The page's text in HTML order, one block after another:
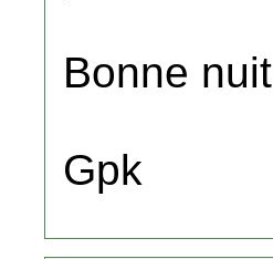
Bonne nuit
Gpk